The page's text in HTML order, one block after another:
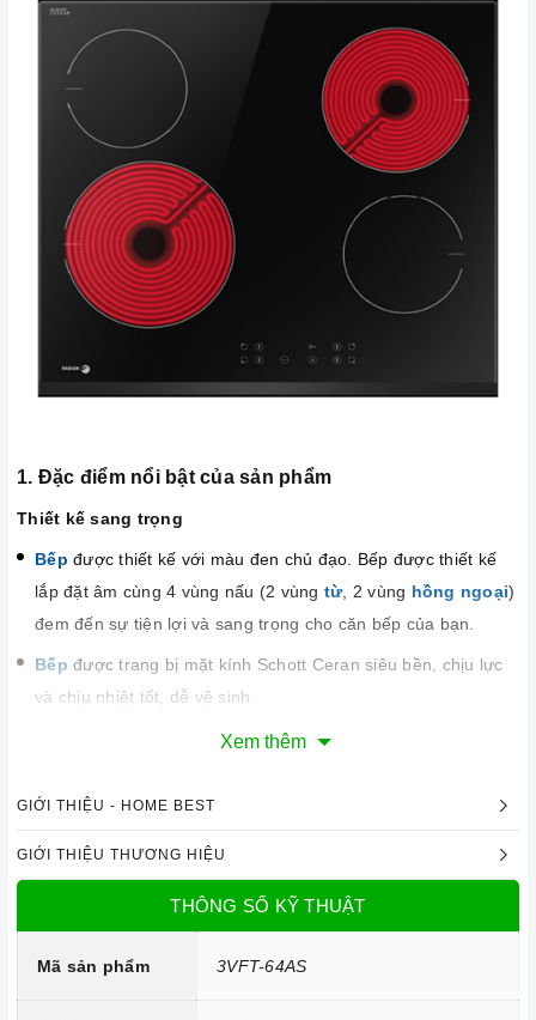
1. Đặc điểm nổi bật của sản phẩm
Thiết kế sang trọng
Bếp được thiết kế với màu đen chủ đạo. Bếp được thiết kế
lắp đặt âm cùng 4 vùng nấu (2 vùng từ, 2 vùng hồng ngoại)
đem đến sự tiện lợi và sang trọng cho căn bếp của bạn.
Bếp được trang bị mặt kính Schott Ceran siêu bền, chịu lực
và chịu nhiệt tốt, dễ vệ sinh.
Sử dụng bản mạch mâm từ theo công nghệ Châu Âu
Công nghệ INVERTER tiết kiệm điện năng.
Trang bị 9 dải công suất nấu.
Tính năng vượt trội
Chức năng Khóa trẻ em:
Xem thêm
GIỚI THIỆU - HOME BEST
GIỚI THIỆU THƯƠNG HIỆU
THÔNG SỐ KỸ THUẬT
Mã sản phẩm 3VFT-64AS